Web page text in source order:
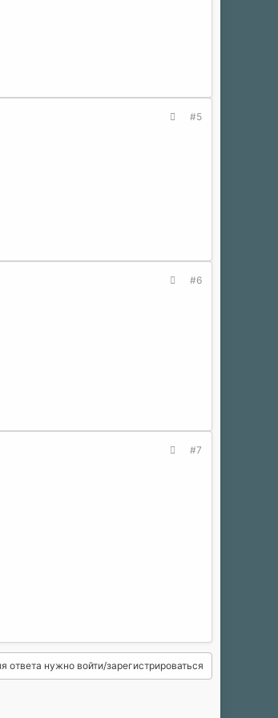
#5
#6
#7
ответа нужно войти/зарегистрироваться